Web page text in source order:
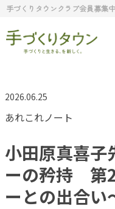
手づくりタウンクラブ会員募集中
2026.06.25
あれこれノート
小田原真喜子
ーの矜持 第
ーとの出合い